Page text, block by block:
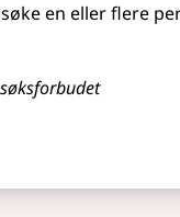
en eller flere